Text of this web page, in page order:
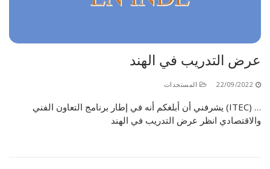
الأقــســــام الـتـحــضـيـريـــة
التربصات
نماذج ما بعد التدرج
عرض التدريب في الهند
22/09/2022 المستجدات
… (ITEC) يشرفني أن أبلغكم أنه في إطار برنامج التعاون الفني
والاقتصادي انظر عرض التدريب في الهند